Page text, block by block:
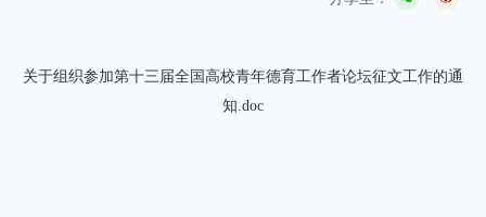
关于组织参加第十三届全国高校青年德育工作者论坛征文工作的通
知.doc